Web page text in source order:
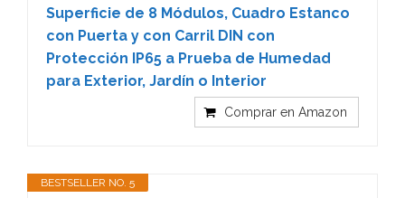
Superficie de 8 Módulos, Cuadro Estanco
con Puerta y con Carril DIN con
Protección IP65 a Prueba de Humedad
para Exterior, Jardín o Interior
Comprar en Amazon
BESTSELLER NO. 5